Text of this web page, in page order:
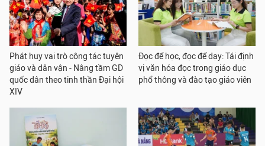
Phát huy vai trò công tác tuyên
giáo và dân vận - Nâng tầm GD
quốc dân theo tinh thần Đại hội
XIV
Đọc để học, đọc để dạy: Tái định
vị văn hóa đọc trong giáo dục
phổ thông và đào tạo giáo viên